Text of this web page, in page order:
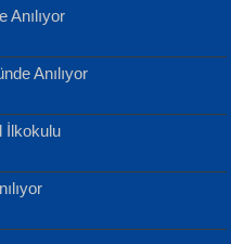
Anılıyor
Anılıyor
İlkokulu